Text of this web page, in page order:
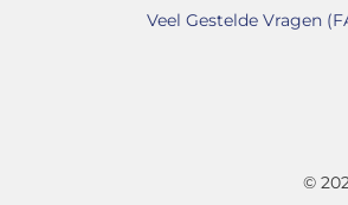
Veel Gestelde Vragen
©